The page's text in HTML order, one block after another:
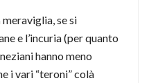
meraviglia, se si
e l’incuria (per quanto
hanno meno
i vari “teroni” colà